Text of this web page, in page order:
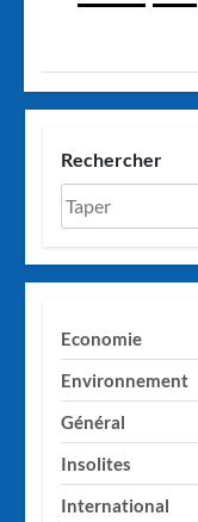
Rechercher
Economie
Environnement
Général
Insolites
International